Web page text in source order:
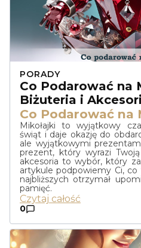
PORADY
Co Podarować na
Biżuteria i
Co Podarować na
Mikołajki to wyjątkowy
świąt i daje okazję do
ale wyjątkowymi
prezent, który wyrazi
akcesoria to wybór, który
artykule podpowiemy Ci, co
najbliższych otrzymał
pamięć.
Czytaj całość
0